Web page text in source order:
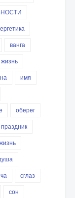
ванга
жизнь
имя
оберег
праздник
сглаз
сон